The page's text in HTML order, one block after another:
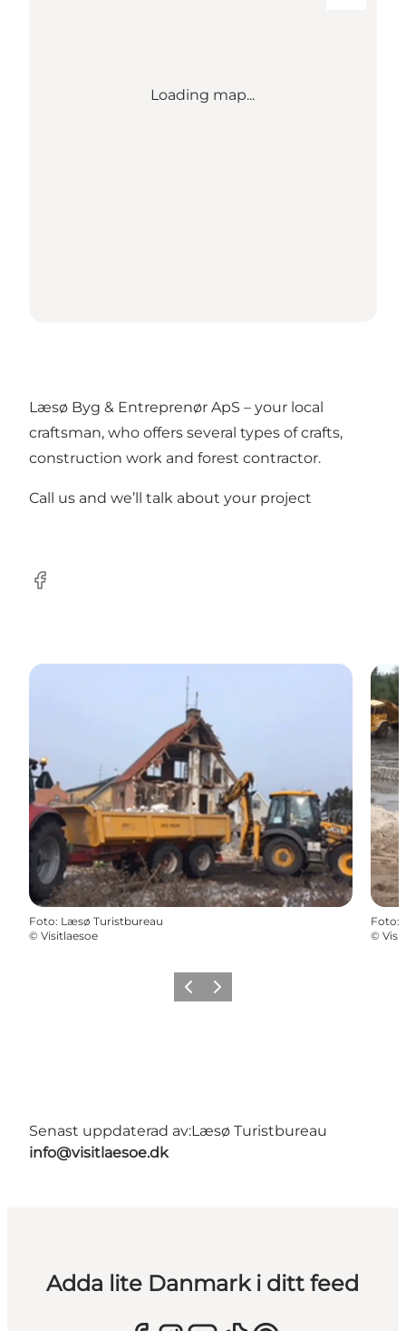
Loading map...
Læsø Byg & Entreprenør ApS – your local
craftsman, who offers several types of crafts,
construction work and forest contractor.
Call us and we’ll talk about your project
Facebook
Foto: Læsø Turistbureau
© Visitlaesoe
Foto:
©
Föregående
Nästa
Senast uppdaterad av:Læsø Turistbureau
info@visitlaesoe.dk
Adda lite Danmark i ditt feed